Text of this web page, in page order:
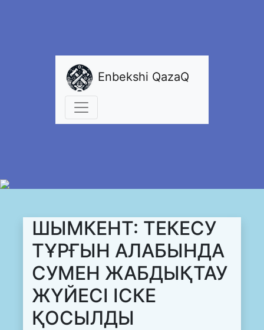
Enbekshi QazaQ
ШЫМКЕНТ: ТЕКЕСУ
ТҰРҒЫН АЛАБЫНДА
СУМЕН ЖАБДЫҚТАУ
ЖҮЙЕСІ ІСКЕ
ҚОСЫЛДЫ